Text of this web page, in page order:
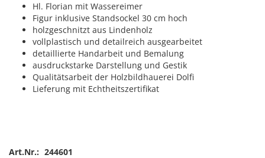
Hl. Florian mit Wassereimer
Figur inklusive Standsockel 30 cm hoch
holzgeschnitzt aus Lindenholz
vollplastisch und detailreich ausgearbeitet
detaillierte Handarbeit und Bemalung
ausdruckstarke Darstellung und Gestik
Qualitätsarbeit der Holzbildhauerei Dolfi
Lieferung mit Echtheitszertifikat
Art.Nr.: 244601